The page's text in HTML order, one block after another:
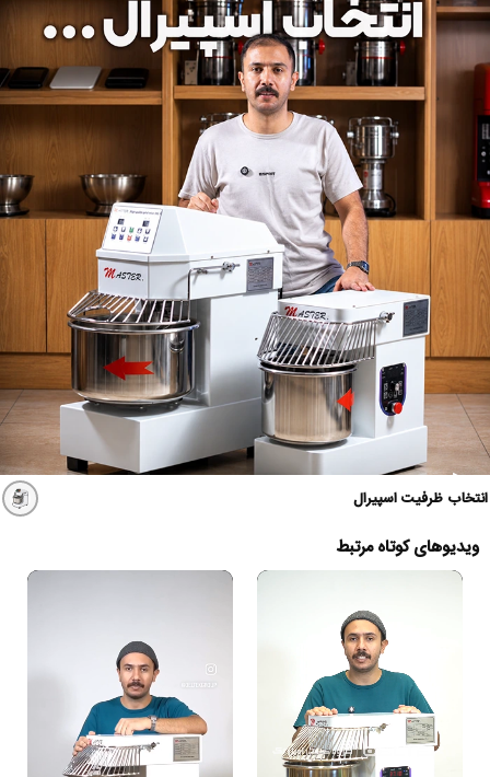
انتخاب ظرفیت اسپیرال
ویدیوهای کوتاه مرتبط